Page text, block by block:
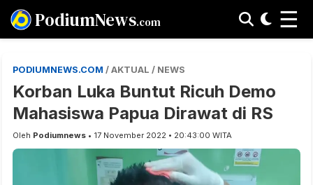
PodiumNews.com ☰
PODIUMNEWS.COM / AKTUAL / NEWS
Korban Luka Buntut Ricuh Demo
Mahasiswa Papua Dirawat di RS
Oleh Podiumnews • 17 November 2022 • 20:43:00 WITA